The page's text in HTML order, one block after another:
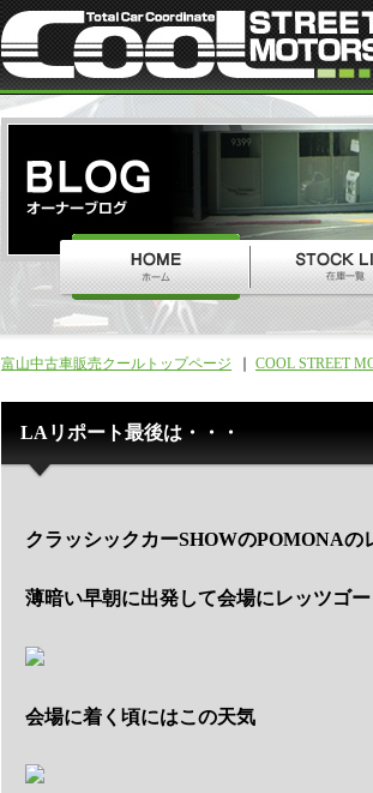
富山中古車販売クールトップページ COOL STREET
LAリポート最後は・・・
クラッシックカーSHOWのPOMONAの
薄暗い早朝に出発して会場にレッツゴー
会場に着く頃にはこの天気